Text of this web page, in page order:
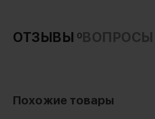
ОТЗЫВЫ 0ВОПРОСЫ
Похожие товары